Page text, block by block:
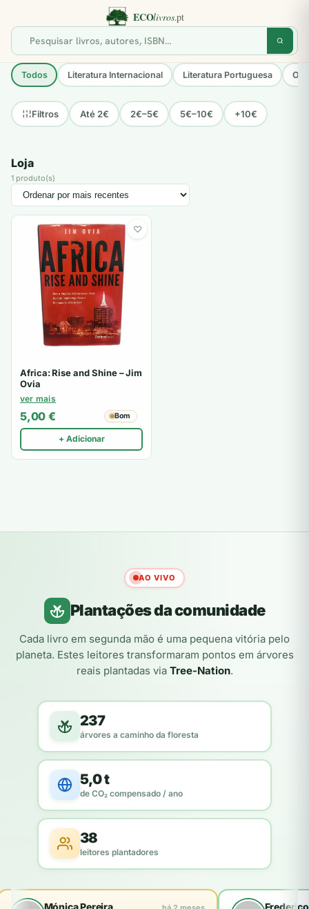
Todos Literatura Internacional Literatura Portuguesa
Filtros Até 2€ 2€–5€ 5€–10€ +10€
Loja
1 produto(s)
♡
Africa: Rise and Shine – Jim
Ovia
ver mais
5,00 € Bom
+ Adicionar
AO VIVO
Plantações da comunidade
Cada livro em segunda mão é uma pequena vitória pelo
planeta. Estes leitores transformaram pontos em árvores
reais plantadas via Tree-Nation.
237
árvores a caminho da floresta
5,0 t
de CO₂ compensado / ano
38
leitores plantadores